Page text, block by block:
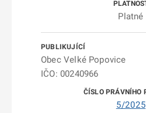
Platné
Obec Velké Popovice
IČO: 00240966
5/2025